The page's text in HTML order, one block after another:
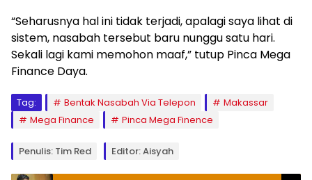
“Seharusnya hal ini tidak terjadi, apalagi saya lihat di
sistem, nasabah tersebut baru nunggu satu hari.
Sekali lagi kami memohon maaf,” tutup Pinca Mega
Finance Daya.
Tag: Bentak Nasabah Via Telepon
Makassar
Mega Finance
Pinca Mega Finence
Penulis: Tim Red Editor: Aisyah